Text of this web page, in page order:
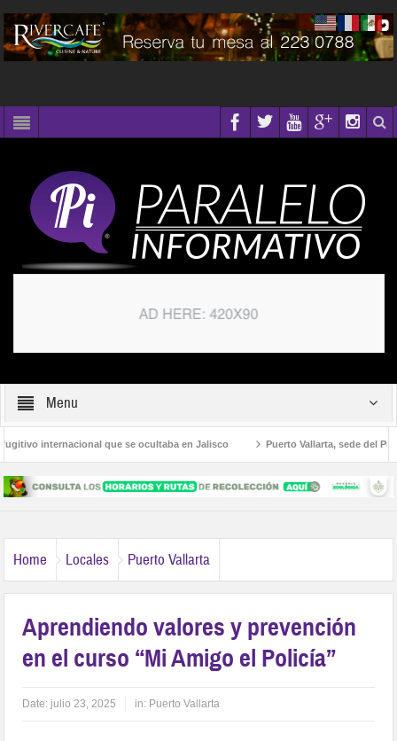
Menu
internacional que se ocultaba en Jalisco Puerto Vallarta, sede del
comunes en Jalisco Participan servidores públicos en la Caravana
Home Locales Puerto Vallarta
Aprendiendo valores y prevención
en el curso “Mi Amigo el Policía”
Date: julio 23, 2025 in: Puerto Vallarta